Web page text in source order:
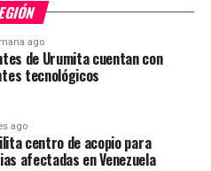
ago
de Urumita cuentan con
tecnológicos
ago
centro de acopio para
afectadas en Venezuela